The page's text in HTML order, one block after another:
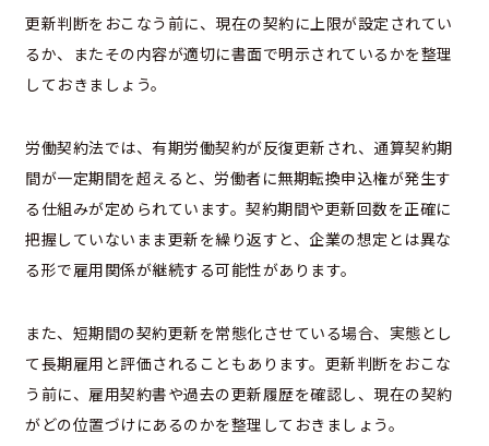
更新判断をおこなう前に、現在の契約に上限が設定されてい
るか、またその内容が適切に書面で明示されているかを整理
しておきましょう。
労働契約法では、有期労働契約が反復更新され、通算契約期
間が一定期間を超えると、労働者に無期転換申込権が発生す
る仕組みが定められています。契約期間や更新回数を正確に
把握していないまま更新を繰り返すと、企業の想定とは異な
る形で雇用関係が継続する可能性があります。
また、短期間の契約更新を常態化させている場合、実態とし
て長期雇用と評価されることもあります。更新判断をおこな
う前に、雇用契約書や過去の更新履歴を確認し、現在の契約
がどの位置づけにあるのかを整理しておきましょう。